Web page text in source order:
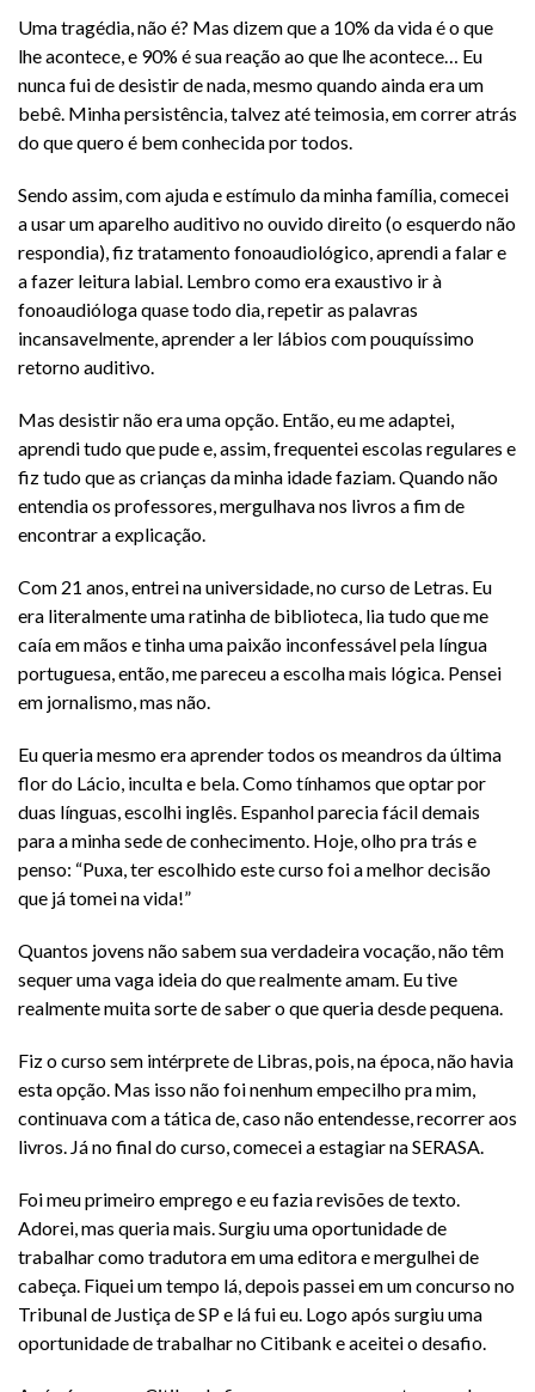
Uma tragédia, não é? Mas dizem que a 10% da vida é o que
lhe acontece, e 90% é sua reação ao que lhe acontece… Eu
nunca fui de desistir de nada, mesmo quando ainda era um
bebê. Minha persistência, talvez até teimosia, em correr atrás
do que quero é bem conhecida por todos.
Sendo assim, com ajuda e estímulo da minha família, comecei
a usar um aparelho auditivo no ouvido direito (o esquerdo não
respondia), fiz tratamento fonoaudiológico, aprendi a falar e
a fazer leitura labial. Lembro como era exaustivo ir à
fonoaudióloga quase todo dia, repetir as palavras
incansavelmente, aprender a ler lábios com pouquíssimo
retorno auditivo.
Mas desistir não era uma opção. Então, eu me adaptei,
aprendi tudo que pude e, assim, frequentei escolas regulares e
fiz tudo que as crianças da minha idade faziam. Quando não
entendia os professores, mergulhava nos livros a fim de
encontrar a explicação.
Com 21 anos, entrei na universidade, no curso de Letras. Eu
era literalmente uma ratinha de biblioteca, lia tudo que me
caía em mãos e tinha uma paixão inconfessável pela língua
portuguesa, então, me pareceu a escolha mais lógica. Pensei
em jornalismo, mas não.
Eu queria mesmo era aprender todos os meandros da última
flor do Lácio, inculta e bela. Como tínhamos que optar por
duas línguas, escolhi inglês. Espanhol parecia fácil demais
para a minha sede de conhecimento. Hoje, olho pra trás e
penso: “Puxa, ter escolhido este curso foi a melhor decisão
que já tomei na vida!”
Quantos jovens não sabem sua verdadeira vocação, não têm
sequer uma vaga ideia do que realmente amam. Eu tive
realmente muita sorte de saber o que queria desde pequena.
Fiz o curso sem intérprete de Libras, pois, na época, não havia
esta opção. Mas isso não foi nenhum empecilho pra mim,
continuava com a tática de, caso não entendesse, recorrer aos
livros. Já no final do curso, comecei a estagiar na SERASA.
Foi meu primeiro emprego e eu fazia revisões de texto.
Adorei, mas queria mais. Surgiu uma oportunidade de
trabalhar como tradutora em uma editora e mergulhei de
cabeça. Fiquei um tempo lá, depois passei em um concurso no
Tribunal de Justiça de SP e lá fui eu. Logo após surgiu uma
oportunidade de trabalhar no Citibank e aceitei o desafio.